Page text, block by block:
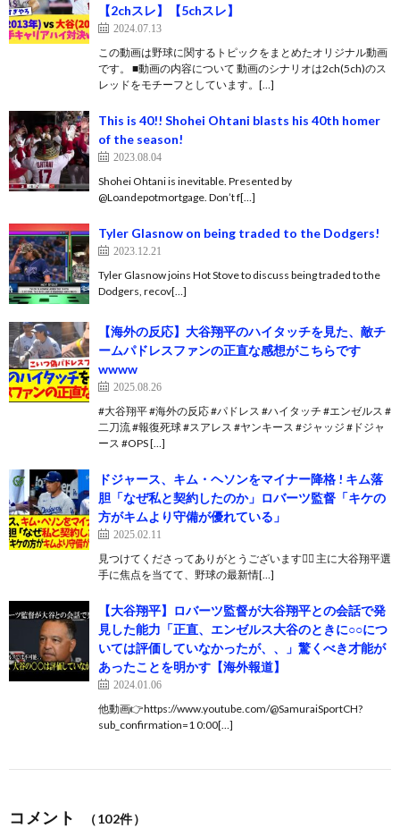
【2chスレ】【5chスレ】
2024.07.13
この動画は野球に関するトピックをまとめたオリジナル動画
です。 ■動画の内容について 動画のシナリオは2ch(5ch)のス
レッドをモチーフとしています。[…]
This is 40!! Shohei Ohtani blasts his 40th homer
of the season!
2023.08.04
Shohei Ohtani is inevitable. Presented by
@Loandepotmortgage. Don’t f[…]
Tyler Glasnow on being traded to the Dodgers!
2023.12.21
Tyler Glasnow joins Hot Stove to discuss being traded to the
Dodgers, recov[…]
【海外の反応】大谷翔平のハイタッチを見た、敵チ
ームパドレスファンの正直な感想がこちらです
wwww
2025.08.26
#大谷翔平 #海外の反応 #パドレス #ハイタッチ #エンゼルス #
二刀流 #報復死球 #スアレス #ヤンキース #ジャッジ #ドジャ
ース #OPS […]
ドジャース、キム・ヘソンをマイナー降格 ! キム落
胆「なぜ私と契約したのか」ロバーツ監督「キケの
方がキムより守備が優れている」
2025.02.11
見つけてくださってありがとうございます🙇‍♂️ 主に大谷翔平選
手に焦点を当てて、野球の最新情[…]
【大谷翔平】ロバーツ監督が大谷翔平との会話で発
見した能力「正直、エンゼルス大谷のときに○○につ
いては評価していなかったが、、」驚くべき才能が
あったことを明かす【海外報道】
2024.01.06
他動画👉https://www.youtube.com/@SamuraiSportCH?
sub_confirmation=1 0:00[…]
コメント （102件）